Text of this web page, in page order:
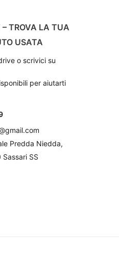
– TROVA LA TUA
USATA
o scrivici su
per aiutarti
Predda Niedda,
SS